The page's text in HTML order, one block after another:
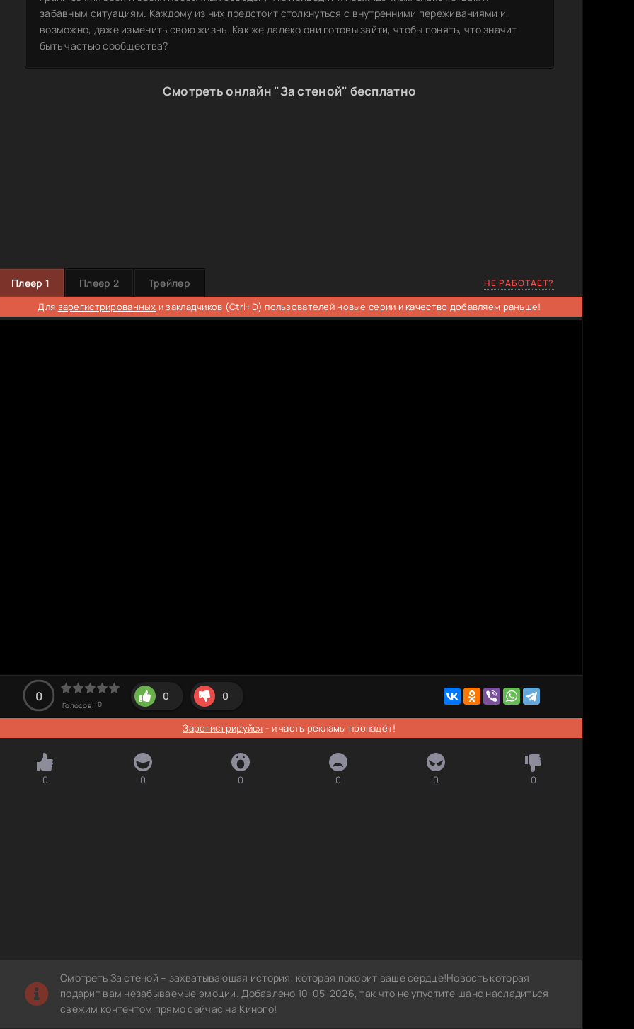
забавным ситуациям. Каждому из них предстоит столкнуться с внутренними переживаниями и,
возможно, даже изменить свою жизнь. Как же далеко они готовы зайти, чтобы понять, что значит
быть частью сообщества?
Смотреть онлайн "За стеной" бесплатно
Плеер 1 Плеер 2 Трейлер НЕ РАБОТАЕТ?
Для зарегистрированных и закладчиков (Ctrl+D) пользователей новые серии и качество добавляем раньше!
0
Голосов: 0
0 0
Зарегистрируйся - и часть рекламы пропадёт!
0 0 0 0 0 0
Смотреть За стеной – захватывающая история, которая покорит ваше сердце!Новость которая
подарит вам незабываемые эмоции. Добавлено 10-05-2026, так что не упустите шанс насладиться
свежим контентом прямо сейчас на Киного!